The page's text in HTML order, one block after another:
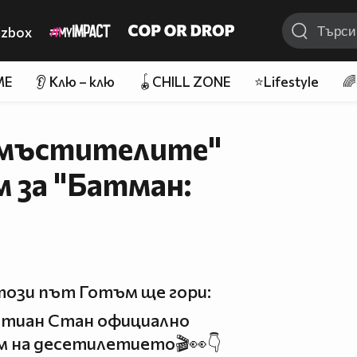
👂 Клю – клю 🪀CHILL ZONE ⭐Lifestyle
за "Батман:
път Готъм ще гори:
Стан официално
на десетилетието🎬👀👇